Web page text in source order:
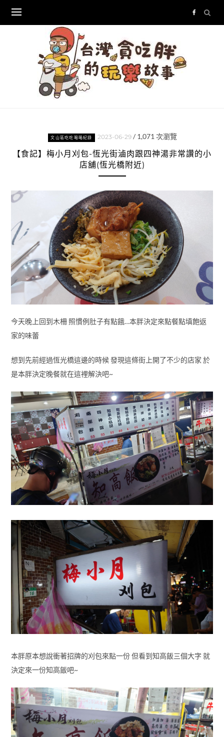
content
文山區吃吃喝喝紀錄 2023-06-29 / 1,071 次瀏覽
【食記】梅小月刈包-恆光街滷肉跟四神湯非常讚的小
店舖(恆光橋附近)
今天晚上回到木柵 照慣例肚子有點餓…本胖決定來點餐點填飽返
家的味蕾
想到先前經過恆光橋這邊的時候 發現這條街上開了不少的店家 於
是本胖決定晚餐就在這裡解決吧~
本胖原本想說衝著招牌的刈包來點一份 但看到知高飯三個大字 就
決定來一份知高飯吧~